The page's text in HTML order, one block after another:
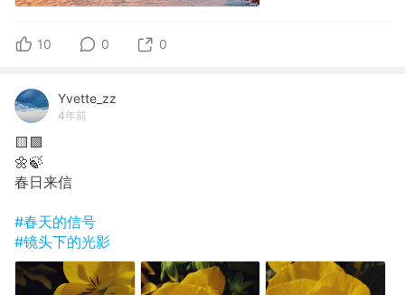
10 0 0
Yvette_zz
4年前
🟨🟩
🌼🍃
春日来信
#春天的信号
#镜头下的光影